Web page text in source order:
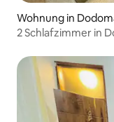
Wohnung in
2 Schlafzimmer in